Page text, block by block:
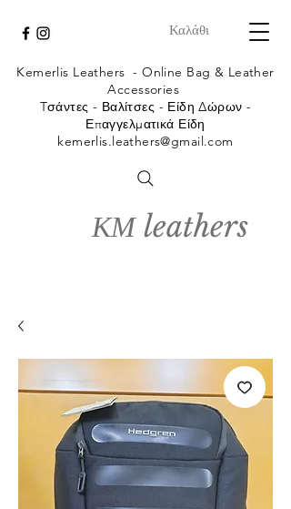
Καλάθι
ΚΜ leathers
Kemerlis Leathers -Online Bag & Leather
Accessories
Tσάντες - Βαλίτσες - Είδη Δώρων -
Επαγγελματικά Είδη
kemerlis.leathers@gmail.com